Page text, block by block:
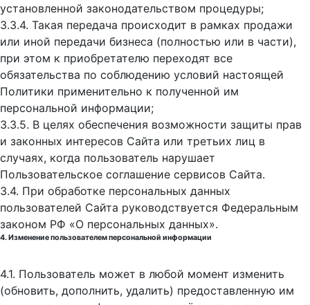
установленной законодательством процедуры;
3.3.4. Такая передача происходит в рамках продажи
или иной передачи бизнеса (полностью или в части),
при этом к приобретателю переходят все
обязательства по соблюдению условий настоящей
Политики применительно к полученной им
персональной информации;
3.3.5. В целях обеспечения возможности защиты прав
и законных интересов Сайта или третьих лиц в
случаях, когда пользователь нарушает
Пользовательское соглашение сервисов Сайта.
3.4. При обработке персональных данных
пользователей Сайта руководствуется Федеральным
законом РФ «О персональных данных».
4. Изменение пользователем персональной информации
4.1. Пользователь может в любой момент изменить
(обновить, дополнить, удалить) предоставленную им